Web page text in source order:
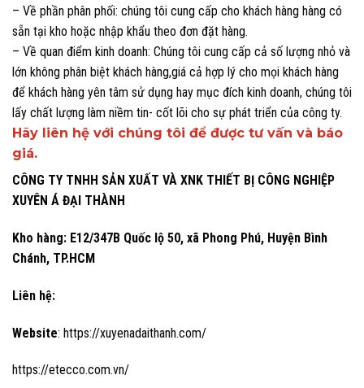
– Về phần phân phối: chúng tôi cung cấp cho khách hàng hàng có
sẵn tại kho hoặc nhập khẩu theo đơn đặt hàng.
– Về quan điểm kinh doanh: Chúng tôi cung cấp cả số lượng nhỏ và
lớn không phân biệt khách hàng,giá cả hợp lý cho mọi khách hàng
để khách hàng yên tâm sử dụng hay mục đích kinh doanh, chúng tôi
lấy chất lượng làm niềm tin- cốt lõi cho sự phát triển của công ty.
Hãy liên hệ với chúng tôi để được tư vấn và báo
giá.
CÔNG TY TNHH SẢN XUẤT VÀ XNK THIẾT BỊ CÔNG NGHIỆP
XUYÊN Á ĐẠI THÀNH
Kho hàng: E12/347B Quốc lộ 50, xã Phong Phú, Huyện Bình
Chánh, TP.HCM
Liên hệ:
Website: https://xuyenadaithanh.com/
https://etecco.com.vn/